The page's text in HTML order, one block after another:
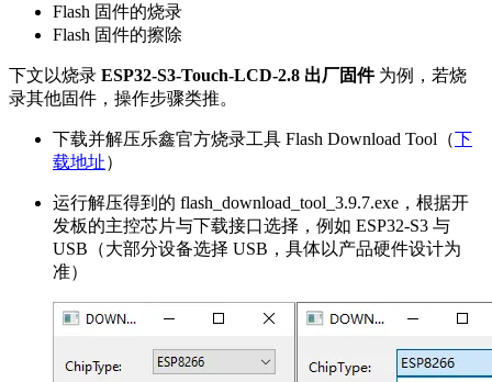
Flash 固件的烧录
Flash 固件的擦除
下文以烧录 ESP32-S3-Touch-LCD-2.8 出厂固件为例，若烧
录其他固件，操作步骤类推。
下载并解压乐鑫官方烧录工具 Flash Download Tool（下
载地址）
运行解压得到的 flash_download_tool_3.9.7.exe，根据开
发板的主控芯片与下载接口选择，例如 ESP32-S3 与
USB（大部分设备选择 USB，具体以产品硬件设计为
准）